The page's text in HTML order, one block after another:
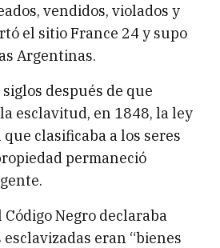
vendidos, violados y
el sitio France 24 y supo
Argentinas.
después de que
esclavitud, en 1848, la ley
clasificaba a los seres
permaneció
Negro declaraba
eran “bienes